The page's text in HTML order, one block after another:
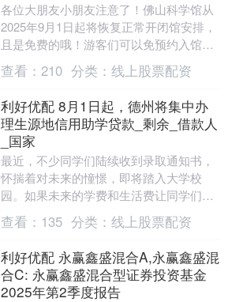
各位大朋友小朋友注意了！佛山科学馆从
2025年9月1日起将恢复正常开闭馆安排，
且是免费的哦！游客们可以免预约入馆，
享受科学的魅力。但是，周一和周二是闭
馆的，记得....
查看： 210 分类： 线上股票配资
利好优配 8月1日起，德州将集中办
理生源地信用助学贷款_剩余_借款人
_国家
最近，不少同学们陆续收到录取通知书，
怀揣着对未来的憧憬，即将踏入大学校
园。如果未来的学费和生活费让同学们和
你的家人倍感压力，别担心，国家生源地
信用助学贷款来帮助....
查看： 135 分类： 线上股票配资
利好优配 永赢鑫盛混合A,永赢鑫盛混
合C: 永赢鑫盛混合型证券投资基金
2025年第2季度报告